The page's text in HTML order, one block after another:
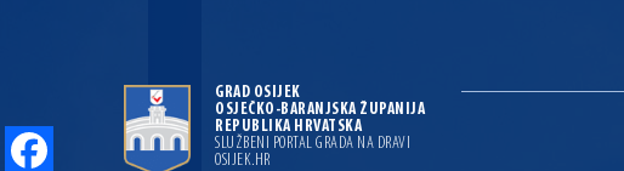
GRAD OSIJEK
OSJEČKO-BARANJSKA ŽUPANIJA
REPUBLIKA HRVATSKA
SLUŽBENI PORTAL GRADA NA DRAVI
OSIJEK.HR